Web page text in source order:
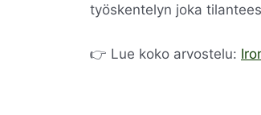
työskentelyn joka
👉 Lue koko arvostelu: